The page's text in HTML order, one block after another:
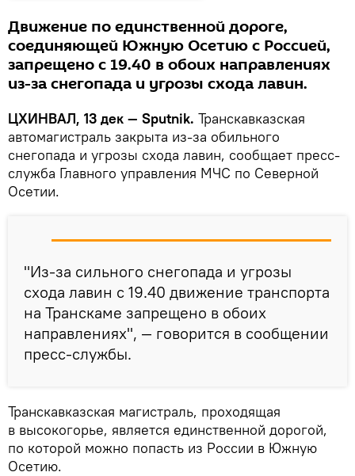
Движение по единственной дороге,
соединяющей Южную Осетию с Россией,
запрещено с 19.40 в обоих направлениях
из-за снегопада и угрозы схода лавин.
ЦХИНВАЛ, 13 дек — Sputnik. Транскавказская
автомагистраль закрыта из-за обильного
снегопада и угрозы схода лавин, сообщает пресс-
служба Главного управления МЧС по Северной
Осетии.
"Из-за сильного снегопада и угрозы
схода лавин с 19.40 движение транспорта
на Транскаме запрещено в обоих
направлениях", — говорится в сообщении
пресс-службы.
Транскавказская магистраль, проходящая
в высокогорье, является единственной дорогой,
по которой можно попасть из России в Южную
Осетию.